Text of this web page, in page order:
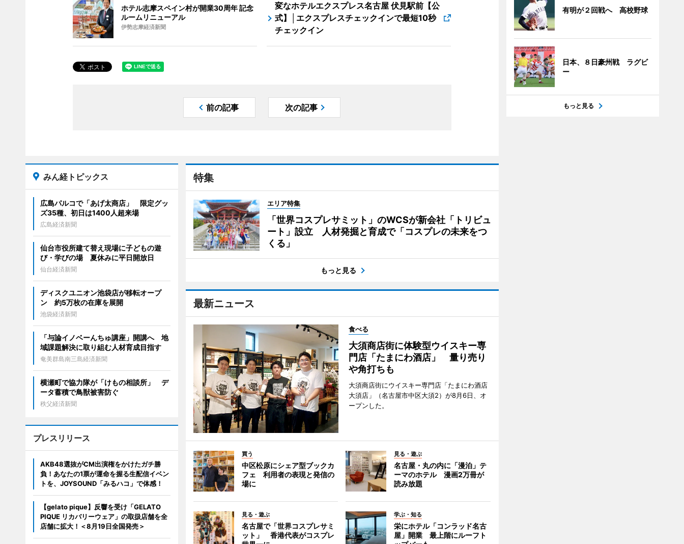
ホテル志摩スペイン村が開業30周年 記念
ルームリニューアル
伊勢志摩経済新聞
変なホテルエクスプレス名古屋 伏見駅前【公
式】│エクスプレスチェックインで最短10秒
チェックイン
前の記事 次の記事
特集
エリア特集
「世界コスプレサミット」のWCSが新会社「トリビュ
ート」設立 人材発掘と育成で「コスプレの未来をつ
くる」
もっと見る
最新ニュース
食べる
大須商店街に体験型ウイスキー専
門店「たまにわ酒店」 量り売り
や角打ちも
大須商店街にウイスキー専門店「たまにわ酒店
大須店」（名古屋市中区大須2）が8月6日、オ
ープンした。
買う
中区松原にシェア型ブックカ
フェ 利用者の表現と発信の
場に
見る・遊ぶ
名古屋・丸の内に「漫泊」テ
ーマのホテル 漫画2万冊が
読み放題
見る・遊ぶ
名古屋で「世界コスプレサミ
ット」 香港代表がコスプレ
学ぶ・知る
栄にホテル「コンラッド名古
屋」開業 最上階にルーフト
みん経トピックス
広島パルコで「あげ太商店」 限定グッ
ズ35種、初日は1400人超来場
広島経済新聞
仙台市役所建て替え現場に子どもの遊
び・学びの場 夏休みに平日開放日
仙台経済新聞
ディスクユニオン池袋店が移転オープ
ン 約5万枚の在庫を展開
池袋経済新聞
「与論イノベーんちゅ講座」開講へ 地
域課題解決に取り組む人材育成目指す
奄美群島南三島経済新聞
横瀬町で協力隊が「けもの相談所」 デ
ータ蓄積で鳥獣被害防ぐ
秩父経済新聞
プレスリリース
AKB48選抜がCM出演権をかけたガチ勝
負！あなたの1票が運命を握る生配信イベン
トを、JOYSOUND「みるハコ」で体感！
【gelato pique】反響を受け「GELATO
PIQUE リカバリーウェア」の取扱店舗を全
店舗に拡大！＜8月19日全国発売＞
有明が２回戦へ 高校野球
日本、８日豪州戦 ラグビ
ー
もっと見る